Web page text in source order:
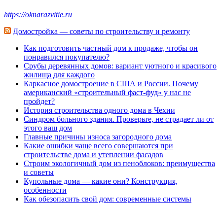
https://oknarazvitie.ru
Домостройка — советы по строительству и ремонту
Как подготовить частный дом к продаже, чтобы он
понравился покупателю?
Срубы деревянных домов: вариант уютного и красивого
жилища для каждого
Каркасное домостроение в США и России. Почему
американский «строительный фаст-фуд» у нас не
пройдет?
История строительства одного дома в Чехии
Синдром больного здания. Проверьте, не страдает ли от
этого ваш дом
Главные причины износа загородного дома
Какие ошибки чаще всего совершаются при
строительстве дома и утеплении фасадов
Строим экологичный дом из пеноблоков: преимущества
и советы
Купольные дома — какие они? Конструкция,
особенности
Как обезопасить свой дом: современные системы